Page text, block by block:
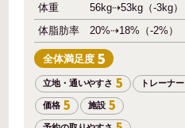
体重
56kg⇢53kg（-3kg）
体脂肪率
20%⇢18%（-2%）
全体満足度 5
立地・通いやすさ 5 トレーナー
価格 5 施設 5